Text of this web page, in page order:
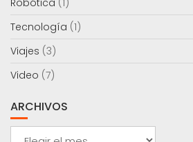
Robótica (1)
Tecnología (1)
Viajes (3)
Video (7)
ARCHIVOS
Archivos